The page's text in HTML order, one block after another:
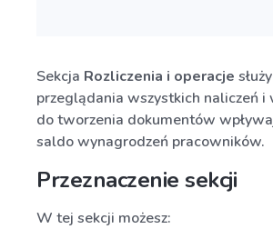
Sekcja Rozliczenia i operacje
przeglądania wszystkich naliczeń i
do tworzenia dokumentów
saldo wynagrodzeń pracowników.
Przeznaczenie sekcji
W tej sekcji możesz: